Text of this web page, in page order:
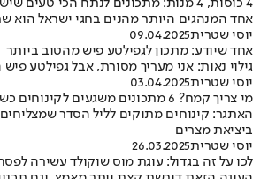
4 כוסות, 4 מנות: מתכונים לנתח הכי טעים שיש
אחד המנהגים היותר מהנים בחגי ישראל הוא
יוסי שטרית09.04.2025
אחד שיודע: מתכון לגפילטע פיש מהטוב ביותר
גילוי נאות: אני מעריך מסורת, אבל גפילטע
יוסי שטרית03.04.2025
מי צריך קמח? 6 מתכונים משגעים לקינוחים כשרים לפסח
האתגר: קינוחים מתוקים לליל הסדר
ביציאת מצרים
יוסי שטרית26.03.2025
לכו על זה בגדול: עוגת מוס שוקולד עשירה